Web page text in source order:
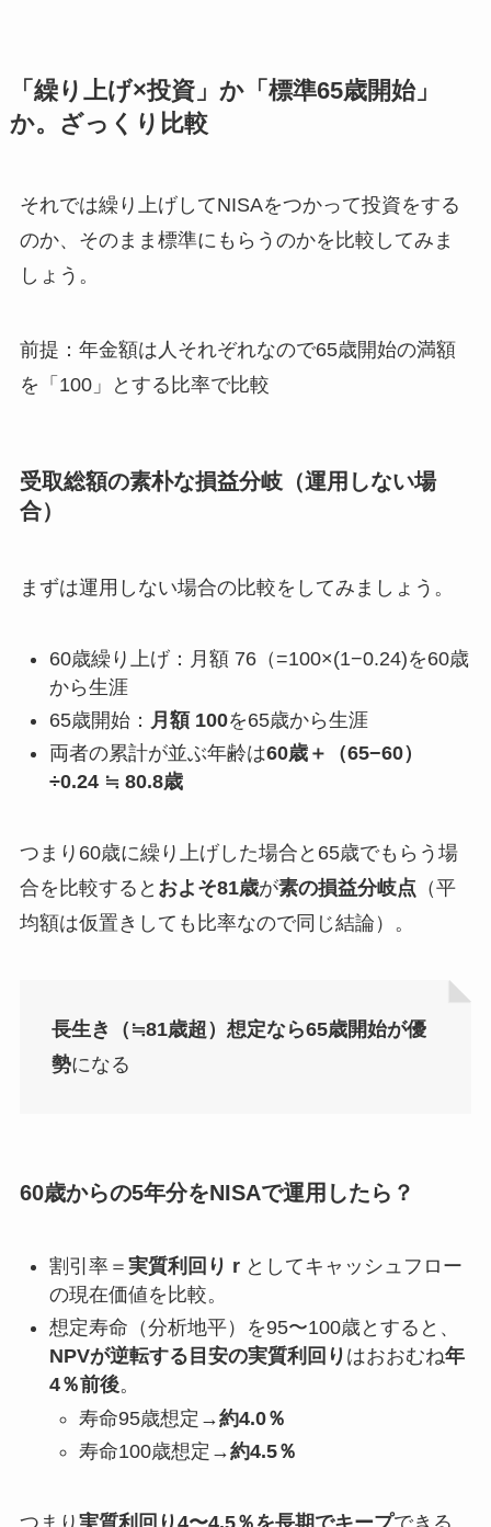
「繰り上げ×投資」か「標準65歳開始」
か。ざっくり比較
それでは繰り上げしてNISAをつかって投資をする
のか、そのまま標準にもらうのかを比較してみま
しょう。
前提：年金額は人それぞれなので65歳開始の満額
を「100」とする比率で比較
受取総額の素朴な損益分岐（運用しない場
合）
まずは運用しない場合の比較をしてみましょう。
60歳繰り上げ：月額 76（=100×(1−0.24)を60歳
から生涯
65歳開始： 月額 100を65歳から生涯
両者の累計が並ぶ年齢は60歳＋（65−60）
÷0.24 ≒ 80.8歳
つまり60歳に繰り上げした場合と65歳でもらう場
合を比較すると およそ81歳が素の損益分岐点 （平
均額は仮置きしても比率なので同じ結論）。
長生き（≒81歳超）想定なら65歳開始が優
勢になる
60歳からの5年分をNISAで運用したら？
割引率＝ 実質利回り rとしてキャッシュフロー
の現在価値を比較。
想定寿命（分析地平）を95〜100歳とすると、
NPVが逆転する目安の実質利回り はおおむね年
4％前後。
寿命95歳想定→約4.0％
寿命100歳想定→約4.5％
つまり 実質利回り4〜4.5％を長期でキープできる